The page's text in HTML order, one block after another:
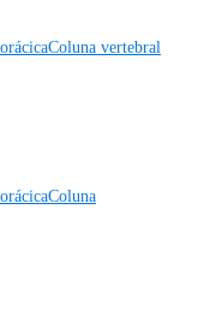
Coluna vertebral
Coluna